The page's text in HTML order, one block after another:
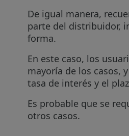
De igual manera,
parte del distribuidor,
forma.
En este caso, los
mayoría de los casos,
tasa de interés y el
Es probable que se
otros casos.